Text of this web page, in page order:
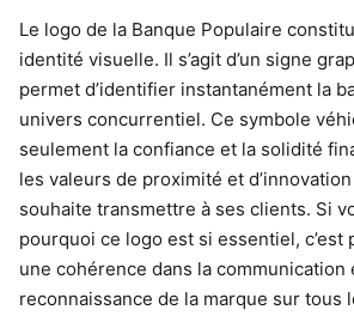
Le logo de la Banque Populaire
identité visuelle. Il s’agit d’un signe
permet d’identifier instantanément la
univers concurrentiel. Ce symbole
seulement la confiance et la solidité
les valeurs de proximité et
souhaite transmettre à ses clients. Si
pourquoi ce logo est si essentiel, c’est
une cohérence dans la communication
reconnaissance de la marque sur tous